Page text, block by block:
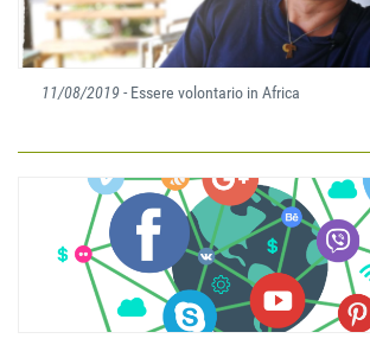
11/08/2019- Essere volontario in Africa